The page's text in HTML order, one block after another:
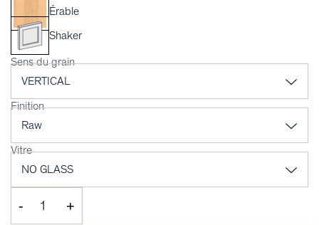
Érable
Shaker
Sens du grain
Finition
Vitre
- +